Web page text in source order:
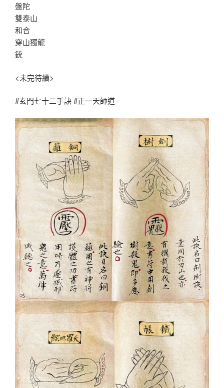
盤陀
雙泰山
和合
穿山獨龍
銃
<未完待續>
#玄門七十二手訣 #正一天師道